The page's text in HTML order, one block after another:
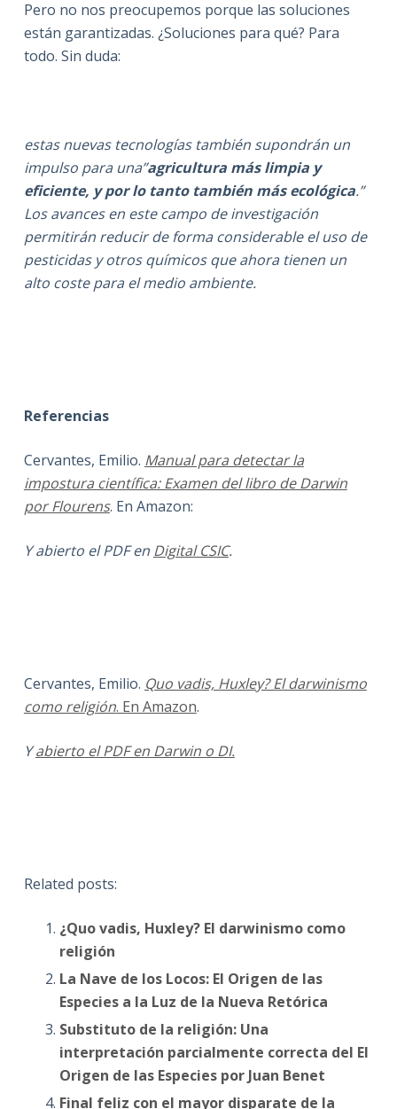
Pero no nos preocupemos porque las soluciones
están garantizadas. ¿Soluciones para qué? Para
todo. Sin duda:
estas nuevas tecnologías también supondrán un
impulso para una”agricultura más limpia y
eficiente, y por lo tanto también más ecológica.”
Los avances en este campo de investigación
permitirán reducir de forma considerable el uso de
pesticidas y otros químicos que ahora tienen un
alto coste para el medio ambiente.
Referencias
Cervantes, Emilio. Manual para detectar la
impostura científica: Examen del libro de Darwin
por Flourens. En Amazon:
Y abierto el PDF en Digital CSIC.
Cervantes, Emilio. Quo vadis, Huxley? El darwinismo
como religión. En Amazon.
Yabierto el PDF enDarwin o DI.
Related posts:
¿Quo vadis, Huxley? El darwinismo como
religión
La Nave de los Locos: El Origen de las
Especies a la Luz de la Nueva Retórica
Substituto de la religión: Una
interpretación parcialmente correcta del El
Origen de las Especies por Juan Benet
Final feliz con el mayor disparate de la